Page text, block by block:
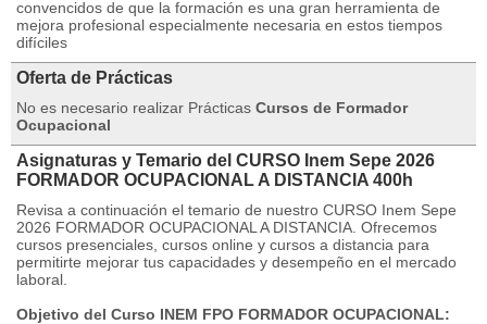
convencidos de que la formación es una gran herramienta de
mejora profesional especialmente necesaria en estos tiempos
difíciles
Oferta de Prácticas
No es necesario realizar Prácticas Cursos de Formador
Ocupacional
Asignaturas y Temario del CURSO Inem Sepe 2026
FORMADOR OCUPACIONAL A DISTANCIA 400h
Revisa a continuación el temario de nuestro CURSO Inem Sepe
2026 FORMADOR OCUPACIONAL A DISTANCIA. Ofrecemos
cursos presenciales, cursos online y cursos a distancia para
permitirte mejorar tus capacidades y desempeño en el mercado
laboral.
Objetivo del Curso INEM FPO FORMADOR OCUPACIONAL: